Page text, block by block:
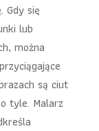
Gdy się
lub
można
są ciut
tyle. Malarz